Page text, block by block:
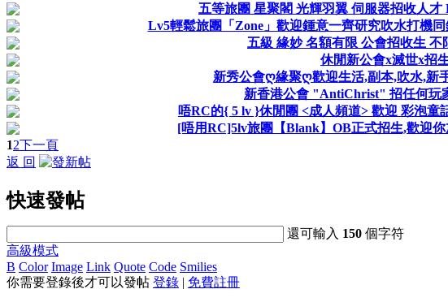
五等旅團 星聚閣 光輝羽翼 伺服器招收人才
Lv5輕鬆旅團「Zone」歡迎鍾意一齊研究吹水打機
五級 緣妙 名額有限 公會招收生 不
休閒新公會x滅世x招
新秀公會ღ緣聚ღ歡迎生活,副本,吹水,新
新香港公會 "AntiChrist" 招任何玩
唔RC的{ 5 lv }休閒團 <成人頻道> 歡迎 彩泡童
[唔用RC]5lv旅團【Blank】OB正式招生,歡迎
12下一頁
返 回
快速發帖
還可輸入 150 個字符
高級模式
B Color Image Link Quote Code Smilies
你需要登錄後才可以發帖 登錄 | 免費註冊